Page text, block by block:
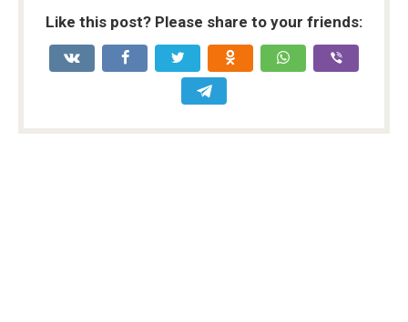
Like this post? Please share to your friends: